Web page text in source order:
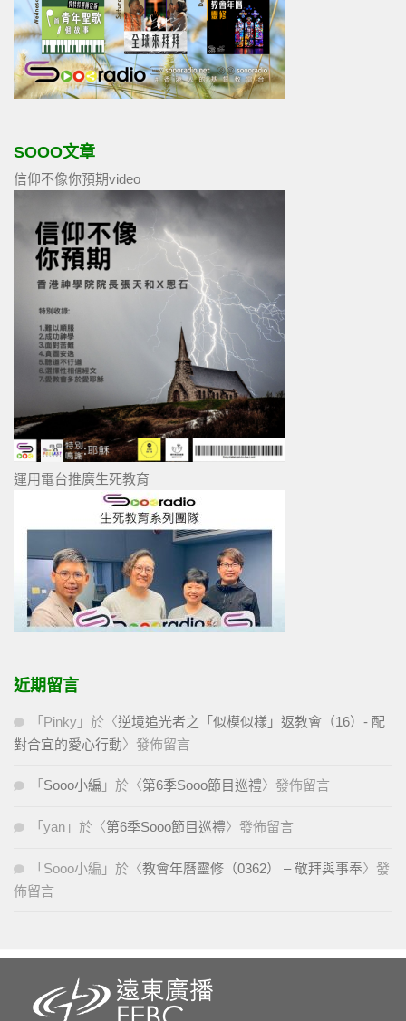
SOOO文章
信仰不像你預期video
運用電台推廣生死教育
近期留言
「 Pinky 」於〈逆境追光者之「似模似樣」返教會（16）- 配
對合宜的愛心行動〉發佈留言
「 Sooo小編 」於〈第6季Sooo節目巡禮〉發佈留言
「 yan 」於〈第6季Sooo節目巡禮〉發佈留言
「 Sooo小編 」於〈教會年曆靈修（0362） – 敬拜與事奉〉發
佈留言